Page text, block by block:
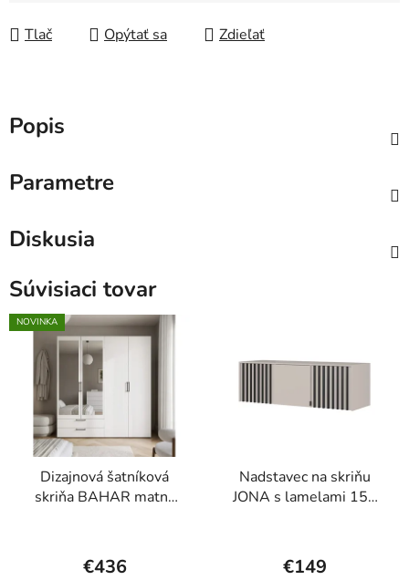
Tlač Opýtať sa Zdieľať
Popis
Parametre
Diskusia
Súvisiaci tovar
NOVINKA
Dizajnová šatníková
skriňa BAHAR matná
€436
Nadstavec na skriňu
JONA s lamelami 155
hodnotenie
€149